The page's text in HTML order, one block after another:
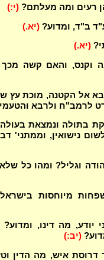
רעים ומה מעלתם?(י:)
ב"ד, ומדוע?(יא.)
(יא.)
וקנס, והאם קשה מכך
אל הקטנה, מוכת עץ
לרמב"ח ולרבא
בתולה ונמצאת
נישואין, וממתני'
וגליל? ומהו כל שלא
מיוחסות
יודע, מה דינו,
(יב:)